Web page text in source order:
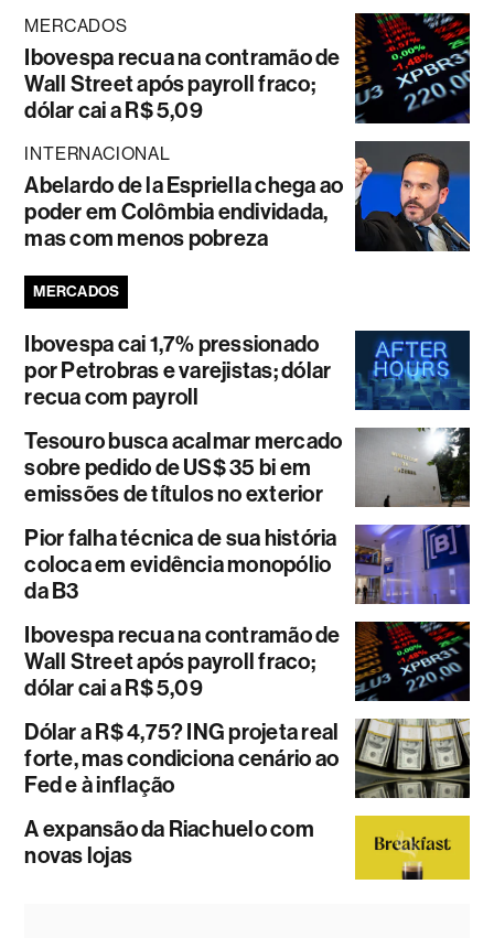
MERCADOS
Ibovespa recua na contramão de
Wall Street após payroll fraco;
dólar cai a R$ 5,09
INTERNACIONAL
Abelardo de la Espriella chega ao
poder em Colômbia endividada,
mas com menos pobreza
MERCADOS
Ibovespa cai 1,7% pressionado
por Petrobras e varejistas; dólar
recua com payroll
Tesouro busca acalmar mercado
sobre pedido de US$ 35 bi em
emissões de títulos no exterior
Pior falha técnica de sua história
coloca em evidência monopólio
da B3
Ibovespa recua na contramão de
Wall Street após payroll fraco;
dólar cai a R$ 5,09
Dólar a R$ 4,75? ING projeta real
forte, mas condiciona cenário ao
Fed e à inflação
A expansão da Riachuelo com
novas lojas